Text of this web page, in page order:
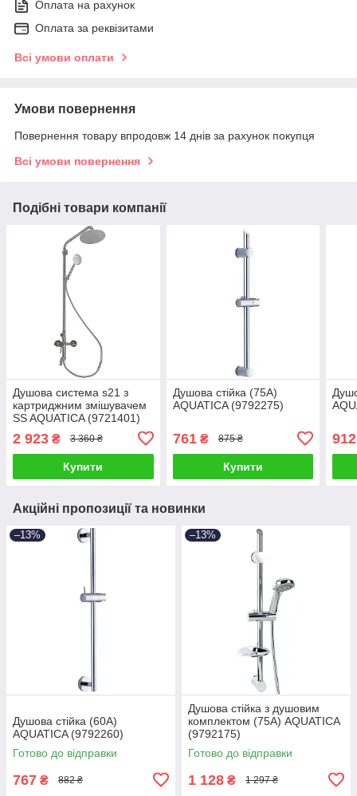
Оплата на рахунок
Оплата за реквізитами
Всі умови оплати
Умови повернення
Повернення товару впродовж 14 днів за рахунок покупця
Всі умови повернення
Подібні товари компанії
Душова система s21 з
картриджним змішувачем
SS AQUATICA (9721401)
2 923 ₴ 3 360 ₴
Купити
Душова стійка (75A)
AQUATICA (9792275)
761₴ 875 ₴
Купити
912
Акційні пропозиції та новинки
–13%
Душова стійка (60A)
AQUATICA (9792260)
Готово до відправки
767 ₴ 882 ₴
–13%
Душова стійка з душовим
комплектом (75A) AQUATICA
(9792175)
Готово до відправки
1 128 ₴ 1 297 ₴